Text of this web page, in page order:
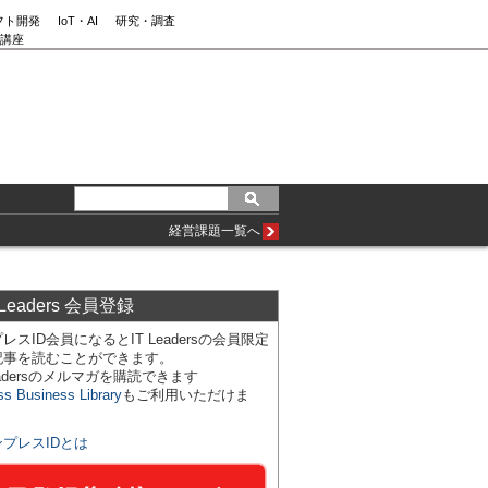
ト開発 IoT・AI
研究・調査
座
経営課題一覧へ
会員登録
スID会員になるとIT Leadersの会員限定
を読むことができます。
のメルマガを購読できます
Business Libraryもご利用いただけま
プレスIDとは